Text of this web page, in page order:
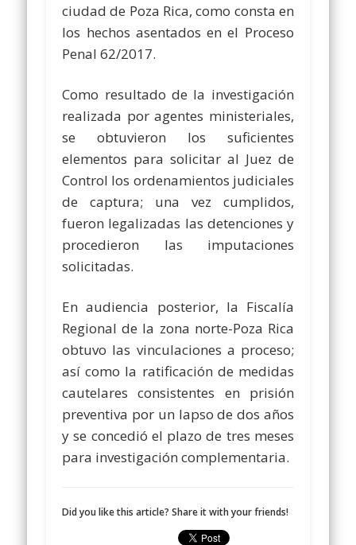
ciudad de Poza Rica, como consta en
los hechos asentados en el Proceso
Penal 62/2017.
Como resultado de la investigación
realizada por agentes ministeriales,
se obtuvieron los suficientes
elementos para solicitar al Juez de
Control los ordenamientos judiciales
de captura; una vez cumplidos,
fueron legalizadas las detenciones y
procedieron las imputaciones
solicitadas.
En audiencia posterior, la Fiscalía
Regional de la zona norte-Poza Rica
obtuvo las vinculaciones a proceso;
así como la ratificación de medidas
cautelares consistentes en prisión
preventiva por un lapso de dos años
y se concedió el plazo de tres meses
para investigación complementaria.
Did you like this article? Share it with your friends!